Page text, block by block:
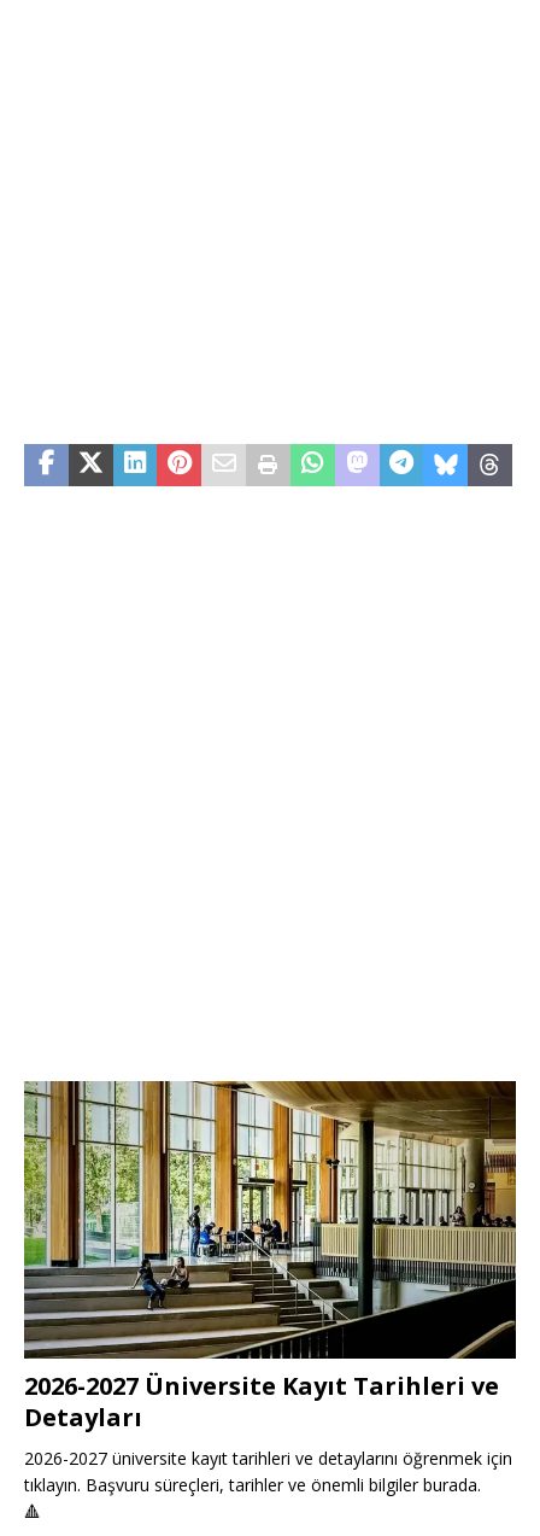
2026-2027 Üniversite Kayıt Tarihleri ve
Detayları
2026-2027 üniversite kayıt tarihleri ve detaylarını öğrenmek için
tıklayın. Başvuru süreçleri, tarihler ve önemli bilgiler burada.
🔺